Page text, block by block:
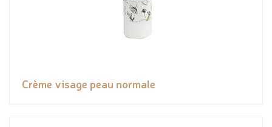
Crème visage peau normale